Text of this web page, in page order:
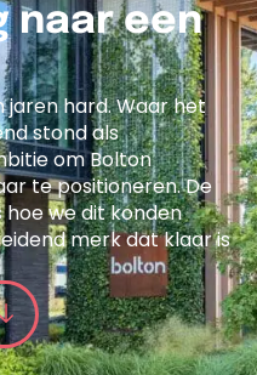
naar een
hard. Waar het
stond als
om Bolton
te positioneren. De
we dit konden
merk dat klaar is